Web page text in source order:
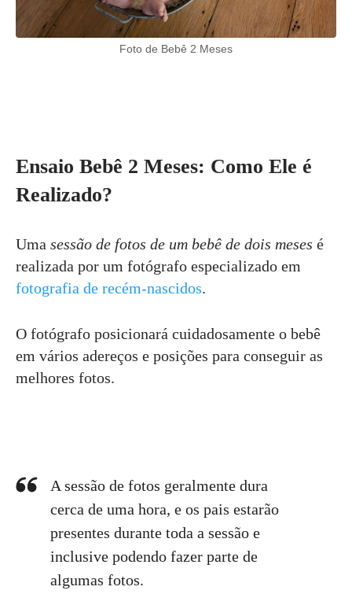
Foto de Bebê 2 Meses
Ensaio Bebê 2 Meses: Como Ele é
Realizado?
Uma sessão de fotos de um bebê de dois meses é
realizada por um fotógrafo especializado em
fotografia de recém-nascidos.
O fotógrafo posicionará cuidadosamente o bebê
em vários adereços e posições para conseguir as
melhores fotos.
A sessão de fotos geralmente dura
cerca de uma hora, e os pais estarão
presentes durante toda a sessão e
inclusive podendo fazer parte de
algumas fotos.